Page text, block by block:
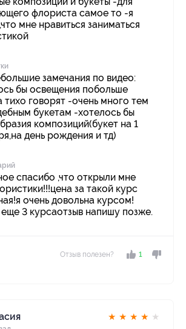
флориста самое то -я
мне нравиться заниматься
замечания по видео:
бы освещения побольше
тихо говорят -очень много тем
букетам -хотелось бы
композиций(букет на 1
день рождения и тд)
спасибо ,что открыли мне
за такой курс
очень довольна курсом!
еще 3 курсаотзыв напишу позже.
Отзыв полезен? 1
★ ★ ★ ★ ★